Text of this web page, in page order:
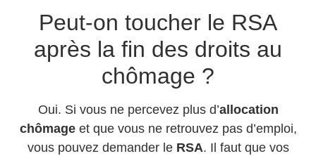
Peut-on toucher le RSA
après la fin des droits au
chômage ?
Oui. Si vous ne percevez plus d’allocation
chômageet que vous ne retrouvez pas d’emploi,
vous pouvez demander le RSA. Il faut que vos